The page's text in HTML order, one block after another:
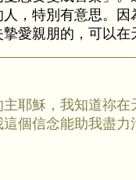
，特別有意思。
摯愛親朋的，可以
主耶穌，我知道祢
個信念能助我盡